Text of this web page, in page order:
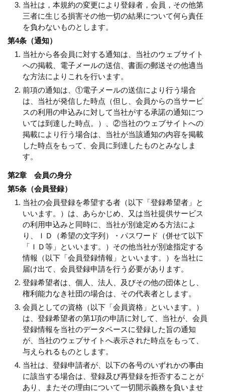
当社は，本規約の変更により登録者，会員，その他第
三者に生じる損害その他一切の結果について何ら責任
を負わないものとします。
第4条（通知）
当社から各会員に対する通知は、当社のウェブサイト
への掲載、電子メールの送信、書面の郵送その他適当
な方法によりこれを行います。
前項の通知は、①電子メールの送信により行う場合
は、当社が発信した時点（但し、会員からの当サービ
スの利用の申込みに対して当社がする承諾の通知につ
いては到達した時点。）、②当社のウェブサイトへの
掲載により行う場合は、当社が当該通知の内容を掲載
した時点をもって、会員に到達したものとみなしま
す。
第2章 会員の身分
第5条（会員登録）
当社の会員登録を希望する者（以下「登録希望者」と
いいます。）は、あらかじめ、又は当社提供サービス
の利用申込みと同時に、当社が別途定める方法によ
り、ＩＤ（希望の文字列）・パスワード（併せて以下
「ＩＤ等」といいます。）その他当社が別途指定する
情報（以下「会員登録情報」といいます。）を当社に
届け出て、会員登録申請を行う必要があります。
登録希望者は、個人、法人、及びその他の団体とし、
権利能力なき社団の場合は、その代表者とします。
会員としての資格（以下「会員資格」といいます。）
は、登録希望者の第1項の申請に対して、当社が、会員
登録情報を当社のデータベースに登録した旨の通知
が、当社のウェブサイトへ表示された時点をもって、
与えられるものとします。
当社は、登録申請者が、以下の各号のいずれかの事由
に該当する場合は、登録及び再登録を拒否することが
あり、またその理由について一切開示義務を負いませ